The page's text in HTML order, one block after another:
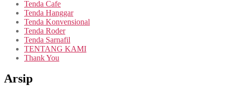
Tenda Cafe
Tenda Hanggar
Tenda Konvensional
Tenda Roder
Tenda Sarnafil
TENTANG KAMI
Thank You
Arsip